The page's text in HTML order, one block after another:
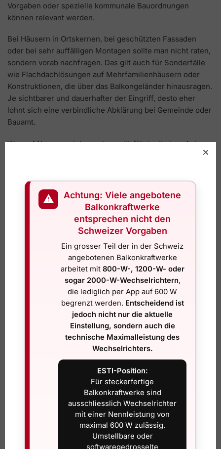
Vorgaben oder spezielle kommunale Bauordnungen
können relevant werden.
Bei Häusern in Ortskernen, bei geschützten Fassaden
oder bei sehr auffälligen Montagen sollte man nicht raten,
sondern vorab nachfragen. Das gilt auch für Sonderfälle
wie Flachdachlösungen auf Mehrfamilienhäusern oder
Konstruktionen, die über das Balkongeländer hinausragen.
Je sichtbarer und dauerhafter der Eingriff, desto eher
lohnt sich eine verbindliche Abklärung bei Gemeinde oder
Bauamt.
Wer auf Nummer sicher gehen will, fährt mit einer Anlage
Ausland von einer Lösung, die auch bei Anmeldung,
Konformität und Nachweis sauber funktioniert.
Welche Rolle spielt der Netzbetreiber?
Sehr oft ist nicht die Baubehörde die erste Anlaufstelle,
sondern der lokale Netzbetreiber. Denn auch ein kleines
Balkonkraftwerk speist Strom in das Hausnetz ein. Dafür
gelten technische Regeln. Der Wechselrichter muss
konform sein, die Einspeisung sicher erfolgen und die
Anlage muss in den zulässigen Rahmen passen.
Ob die Anmeldung einfach ist oder zusätzliche Angaben
verlangt werden, hängt vom Netzgebiet ab. Manche Werke
haben klare Online-Formulare, andere verlangen
Unterlagen zum Gerät oder zur Konformität. Genau
deshalb ist es für Privatpersonen so wichtig, nicht nur ein
Modul zu kaufen, sondern ein sauberes Gesamtsystem.
Wenn Unterlagen fehlen oder Komponenten nicht auf den
Schweizer Markt abgestimmtsind, wird aus einer
vermeintlich günstigen Lösung schnell ein Ärgernis. Wer
dagegen ein für die Schweiz geeignetes Set mit klaren
⚠
Achtung: Viele angebotene
Balkonkraftwerke
entsprechen nicht den
Schweizer Vorgaben
Ein grosser Teil der in der Schweiz
angebotenen Balkonkraftwerke
arbeitet mit 800-W-, 1200-W- oder
sogar 2000-W-Wechselrichtern,
die lediglich per App auf 600 W
begrenzt werden. Entscheidend ist
jedoch nicht nur die aktuelle
Einstellung, sondern auch die
technische Maximalleistung des
Wechselrichters.
ESTI-Position:
Für steckerfertige
Balkonkraftwerke sind
ausschliesslich Wechselrichter
mit einer Nennleistung von
maximal 600 W zulässig.
Umstellbare oder
softwaregedrosselte